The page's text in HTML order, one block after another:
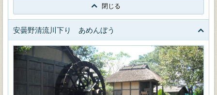
閉じる
安曇野清流川下り あめんぼう